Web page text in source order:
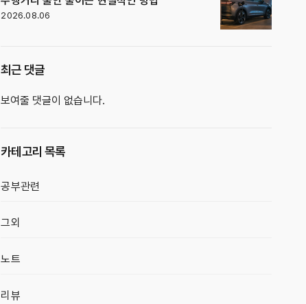
2026.08.06
최근 댓글
보여줄 댓글이 없습니다.
카테고리 목록
공부관련
그외
노트
리뷰